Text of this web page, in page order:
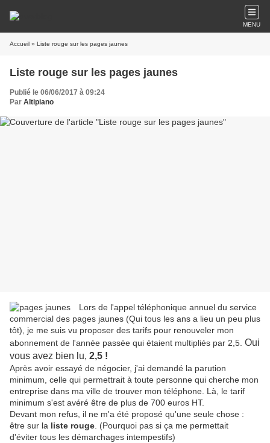
MENU
Accueil » Liste rouge sur les pages jaunes
Liste rouge sur les pages jaunes
Publié le 06/06/2017 à 09:24
Par Altipiano
Lors de l'appel téléphonique annuel du service
commercial des pages jaunes (Qui tous les ans a lieu un peu plus
tôt), je me suis vu proposer des tarifs pour renouveler mon
abonnement de l'année passée qui étaient multipliés par 2,5. Oui
vous avez bien lu, 2,5 !
Après avoir essayé de négocier, j'ai demandé la parution
minimum, celle qui permettrait à toute personne qui cherche mon
entreprise dans ma ville de trouver mon téléphone. Là, le tarif
minimum s'est avéré être de plus de 700 euros HT.
Devant mon refus, il ne m'a été proposé qu'une seule chose :
être sur la liste rouge . (Pourquoi pas si ça me permettait
d'éviter tous les démarchages intempestifs)